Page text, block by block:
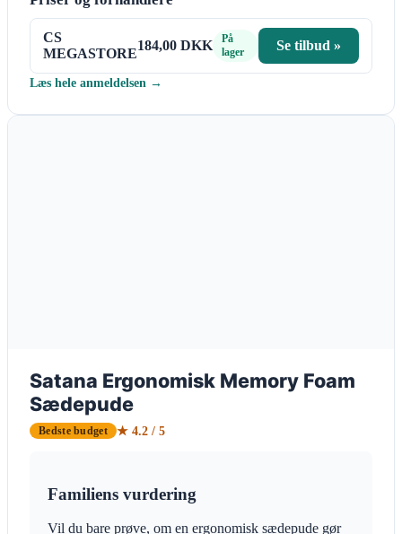
CS
MEGASTORE
184,00 DKK
På
lager
Se tilbud »
Læs hele anmeldelsen →
Satana Ergonomisk Memory Foam
Sædepude
Bedste budget ★ 4.2 / 5
Familiens vurdering
Vil du bare prøve, om en ergonomisk sædepude gør